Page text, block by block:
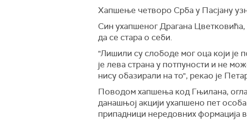
Хапшење четворо Срба у Пасјану
Син ухапшеног Драгана
да се стара о себи.
"Лишили су слободе мог оца који је
је лева страна у потпуности и не
нису обазирали на то", рекао је
Поводом хапшења код Гњилана,
данашњој акцији ухапшено пет
припадници нередовних формација